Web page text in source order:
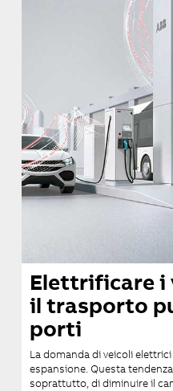
Elettrificare i
il trasporto
porti
La domanda di veicoli
espansione. Questa
soprattutto, di diminuire il